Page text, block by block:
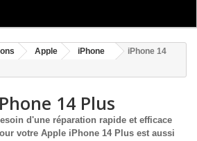
À DOMICILE
Apple iPhone
iPhone 14
14 Plus
d'une réparation rapide et efficace
votre Apple iPhone 14 Plus est aussi